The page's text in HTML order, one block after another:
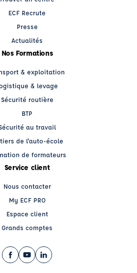
ECF Recrute
Presse
Actualités
Nos Formations
& exploitation
& levage
Sécurité routière
BTP
au travail
de l'auto-école
de formateurs
Service client
Nous contacter
My ECF PRO
Espace client
Grands comptes
Facebook (nouvelle fenêtre)
YouTube (nouvelle fenêtre)
LinkedIn (nouvelle fenêtre)